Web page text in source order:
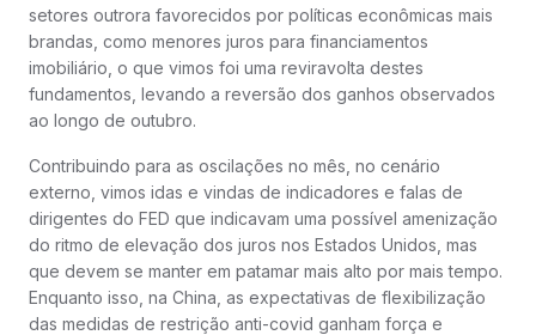
setores outrora favorecidos por políticas econômicas mais
brandas, como menores juros para financiamentos
imobiliário, o que vimos foi uma reviravolta destes
fundamentos, levando a reversão dos ganhos observados
ao longo de outubro.
Contribuindo para as oscilações no mês, no cenário
externo, vimos idas e vindas de indicadores e falas de
dirigentes do FED que indicavam uma possível amenização
do ritmo de elevação dos juros nos Estados Unidos, mas
que devem se manter em patamar mais alto por mais tempo.
Enquanto isso, na China, as expectativas de flexibilização
das medidas de restrição anti-covid ganham força e